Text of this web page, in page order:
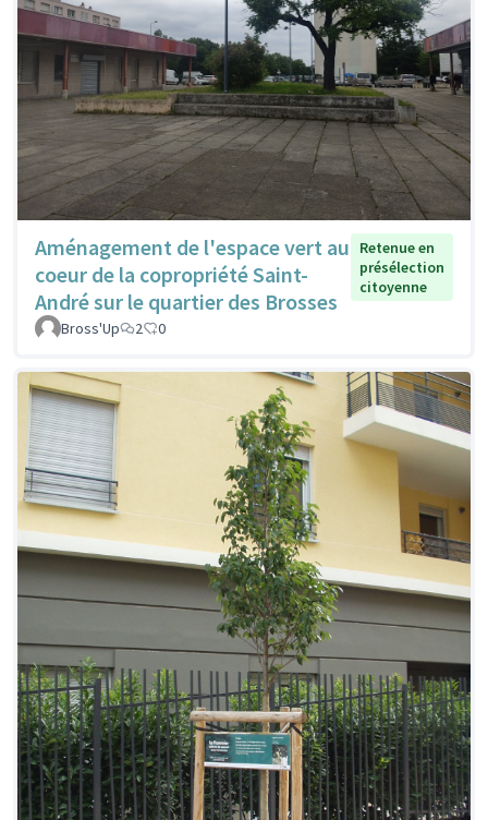
Aménagement de l'espace vert au
coeur de la copropriété Saint-
André sur le quartier des Brosses
Retenue en
présélection
citoyenne
Bross'Up 2 0